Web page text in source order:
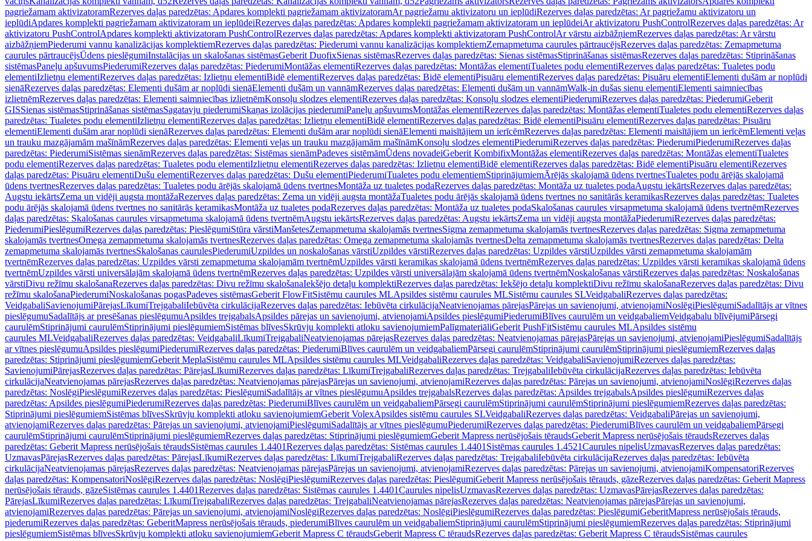
pagriežamam aktivizatoramRezerves daļas paredzētas: Apdares komplekti pagriežamam aktivizatoramAr pagriežamu aktivizatoru un ieplūdiRezerves daļas paredzētas: Ar pagriežamu aktivizatoru un
ieplūdiApdares komplekti pagriežamam aktivizatoram un ieplūdeiRezerves daļas paredzētas: Apdares komplekti pagriežamam aktivizatoram un ieplūdeiAr aktivizatoru PushControlRezerves daļas paredzētas: Ar
aktivizatoru PushControlApdares komplekti aktivizatoram PushControlRezerves daļas paredzētas: Apdares komplekti aktivizatoram PushControlAr vārstu aizbāžņiemRezerves daļas paredzētas: Ar vārstu
aizbāžņiemPiederumi vannu kanalizācijas komplektiemRezerves daļas paredzētas: Piederumi vannu kanalizācijas komplektiemZemapmetuma caurules pārtraucējsRezerves daļas paredzētas: Zemapmetuma
caurules pārtraucējsŪdens pieslēgumiInstalācijas un skalošanas sistēmasGeberit DuofixSienas sistēmasRezerves daļas paredzētas: Sienas sistēmasStiprināšanas sistēmasRezerves daļas paredzētas: Stiprināšanas
sistēmasPaneļu apšuvumsPiederumiRezerves daļas paredzētas: PiederumiMontāžas elementiRezerves daļas paredzētas: Montāžas elementiTualetes podu elementiRezerves daļas paredzētas: Tualetes podu
elementiIzlietņu elementiRezerves daļas paredzētas: Izlietņu elementiBidē elementiRezerves daļas paredzētas: Bidē elementiPisuāru elementiRezerves daļas paredzētas: Pisuāru elementiElementi dušām ar noplūdi
sienāRezerves daļas paredzētas: Elementi dušām ar noplūdi sienāElementi dušām un vannāmRezerves daļas paredzētas: Elementi dušām un vannāmWalk-in dušas sienu elementiElementi saimniecības
izlietnēmRezerves daļas paredzētas: Elementi saimniecības izlietnēmKonsoļu slodzes elementiRezerves daļas paredzētas: Konsoļu slodzes elementiPiederumiRezerves daļas paredzētas: PiederumiGeberit
GISSienas sistēmasStiprināšanas sistēmasSagatavju piederumiSkaņas izolācijas piederumiPaneļu apšuvumsMontāžas elementiRezerves daļas paredzētas: Montāžas elementiTualetes podu elementiRezerves daļas
paredzētas: Tualetes podu elementiIzlietņu elementiRezerves daļas paredzētas: Izlietņu elementiBidē elementiRezerves daļas paredzētas: Bidē elementiPisuāru elementiRezerves daļas paredzētas: Pisuāru
elementiElementi dušām arar noplūdi sienāRezerves daļas paredzētas: Elementi dušām arar noplūdi sienāElementi maisītājiem un ierīcēmRezerves daļas paredzētas: Elementi maisītājiem un ierīcēmElementi veļas
un trauku mazgājamām mašīnāmRezerves daļas paredzētas: Elementi veļas un trauku mazgājamām mašīnāmKonsoļu slodzes elementiPiederumiRezerves daļas paredzētas: PiederumiPiederumiRezerves daļas
paredzētas: PiederumiSistēmas sienāmRezerves daļas paredzētas: Sistēmas sienāmPadeves sistēmāmŪdens novadeiGeberit KombifixMontāžas elementiRezerves daļas paredzētas: Montāžas elementiTualetes
podu elementiRezerves daļas paredzētas: Tualetes podu elementiIzlietņu elementiRezerves daļas paredzētas: Izlietņu elementiBidē elementiRezerves daļas paredzētas: Bidē elementiPisuāru elementiRezerves
daļas paredzētas: Pisuāru elementiDušu elementiRezerves daļas paredzētas: Dušu elementiPiederumiTualetes podu elementiemStiprinājumiemĀrējās skalojamā ūdens tvertnesTualetes podu ārējās skalojamā
ūdens tvertnesRezerves daļas paredzētas: Tualetes podu ārējās skalojamā ūdens tvertnesMontāža uz tualetes podaRezerves daļas paredzētas: Montāža uz tualetes podaAugstu iekārtsRezerves daļas paredzētas:
Augstu iekārtsZema un vidēji augsta montāžaRezerves daļas paredzētas: Zema un vidēji augsta montāžaTualetes podu ārējās skalojamā ūdens tvertnes no sanitārās keramikasRezerves daļas paredzētas: Tualetes
podu ārējās skalojamā ūdens tvertnes no sanitārās keramikasMontāža uz tualetes podaRezerves daļas paredzētas: Montāža uz tualetes podaSkalošanas caurules virsapmetuma skalojamā ūdens tvertnēmRezerves
daļas paredzētas: Skalošanas caurules virsapmetuma skalojamā ūdens tvertnēmAugstu iekārtsRezerves daļas paredzētas: Augstu iekārtsZema un vidēji augsta montāžaPiederumiRezerves daļas paredzētas:
PiederumiPieslēgumiRezerves daļas paredzētas: PieslēgumiStūra vārstiManšetesZemapmetuma skalojamās tvertnesSigma zemapmetuma skalojamās tvertnesRezerves daļas paredzētas: Sigma zemapmetuma
skalojamās tvertnesOmega zemapmetuma skalojamās tvertnesRezerves daļas paredzētas: Omega zemapmetuma skalojamās tvertnesDelta zemapmetuma skalojamās tvertnesRezerves daļas paredzētas: Delta
zemapmetuma skalojamās tvertnesSkalošanas caurulesPiederumiUzpildes un noskalošanas vārstiUzpildes vārstiRezerves daļas paredzētas: Uzpildes vārstiUzpildes vārsti zemapmetuma skalojamām
tvertnēmRezerves daļas paredzētas: Uzpildes vārsti zemapmetuma skalojamām tvertnēmUzpildes vārsti keramikas skalojamā ūdens tvertnēmRezerves daļas paredzētas: Uzpildes vārsti keramikas skalojamā ūdens
tvertnēmUzpildes vārsti universālajām skalojamā ūdens tvertnēmRezerves daļas paredzētas: Uzpildes vārsti universālajām skalojamā ūdens tvertnēmNoskalošanas vārstiRezerves daļas paredzētas: Noskalošanas
vārstiDivu režīmu skalošanaRezerves daļas paredzētas: Divu režīmu skalošanaIekšējo detaļu komplektiRezerves daļas paredzētas: Iekšējo detaļu komplektiDivu režīmu skalošanaRezerves daļas paredzētas: Divu
režīmu skalošanaPiederumiNoskalošanas pogasPadeves sistēmasGeberit FlowFitSistēmu caurules MLApsildes sistēmu caurules MLSistēmu caurules SLVeidgabaliRezerves daļas paredzētas:
VeidgabaliSavienojumiPārejasLīkumiTrejgabaliIebūvēta cirkulācijaRezerves daļas paredzētas: Iebūvēta cirkulācijaNeatvienojamas pārejasPārejas un savienojumi, atvienojamiNoslēgiPieslēgumiSadalītājs ar vītnes
pieslēgumuSadalītājs ar presēšanas pieslēgumuApsildes trejgabalsApsildes pārejas un savienojumi, atvienojamiApsildes pieslēgumiPiederumiBlīves caurulēm un veidgabaliemVeidgabalu blīvējumiPārsegi
caurulēmStiprinājumi caurulēmStiprinājumi pieslēgumiemSistēmas blīvesSkrūvju komplekti atloku savienojumiemPalīgmateriāliGeberit PushFitSistēmu caurules MLApsildes sistēmu
caurules MLVeidgabaliRezerves daļas paredzētas: VeidgabaliLīkumiTrejgabaliNeatvienojamas pārejasRezerves daļas paredzētas: Neatvienojamas pārejasPārejas un savienojumi, atvienojamiPieslēgumiSadalītājs
ar vītnes pieslēgumuApsildes pieslēgumiPiederumiRezerves daļas paredzētas: PiederumiBlīves caurulēm un veidgabaliemPārsegi caurulēmStiprinājumi caurulēmStiprinājumi pieslēgumiemRezerves daļas
paredzētas: Stiprinājumi pieslēgumiemGeberit MeplaSistēmu caurules MLApsildes sistēmu caurules MLVeidgabaliRezerves daļas paredzētas: VeidgabaliSavienojumiRezerves daļas paredzētas:
SavienojumiPārejasRezerves daļas paredzētas: PārejasLīkumiRezerves daļas paredzētas: LīkumiTrejgabaliRezerves daļas paredzētas: TrejgabaliIebūvēta cirkulācijaRezerves daļas paredzētas: Iebūvēta
cirkulācijaNeatvienojamas pārejasRezerves daļas paredzētas: Neatvienojamas pārejasPārejas un savienojumi, atvienojamiRezerves daļas paredzētas: Pārejas un savienojumi, atvienojamiNoslēgiRezerves daļas
paredzētas: NoslēgiPieslēgumiRezerves daļas paredzētas: PieslēgumiSadalītājs ar vītnes pieslēgumuApsildes trejgabalsRezerves daļas paredzētas: Apsildes trejgabalsApsildes pieslēgumiRezerves daļas
paredzētas: Apsildes pieslēgumiPiederumiRezerves daļas paredzētas: PiederumiBlīves caurulēm un veidgabaliemPārsegi caurulēmStiprinājumi caurulēmStiprinājumi pieslēgumiemRezerves daļas paredzētas:
Stiprinājumi pieslēgumiemSistēmas blīvesSkrūvju komplekti atloku savienojumiemGeberit VolexApsildes sistēmu caurules SLVeidgabaliRezerves daļas paredzētas: VeidgabaliPārejas un savienojumi,
atvienojamiRezerves daļas paredzētas: Pārejas un savienojumi, atvienojamiPieslēgumiSadalītājs ar vītnes pieslēgumuPiederumiRezerves daļas paredzētas: PiederumiBlīves caurulēm un veidgabaliemPārsegi
caurulēmStiprinājumi caurulēmStiprinājumi pieslēgumiemRezerves daļas paredzētas: Stiprinājumi pieslēgumiemGeberit Mapress nerūsējošais tēraudsGeberit Mapress nerūsējošais tēraudsRezerves daļas
paredzētas: Geberit Mapress nerūsējošais tēraudsSistēmas caurules 1.4401Rezerves daļas paredzētas: Sistēmas caurules 1.4401 Sistēmas caurules 1.4521Caurules nipelisUzmavasRezerves daļas paredzētas:
UzmavasPārejasRezerves daļas paredzētas: PārejasLīkumiRezerves daļas paredzētas: LīkumiTrejgabaliRezerves daļas paredzētas: TrejgabaliIebūvēta cirkulācijaRezerves daļas paredzētas: Iebūvēta
cirkulācijaNeatvienojamas pārejasRezerves daļas paredzētas: Neatvienojamas pārejasPārejas un savienojumi, atvienojamiRezerves daļas paredzētas: Pārejas un savienojumi, atvienojamiKompensatoriRezerves
daļas paredzētas: KompensatoriNoslēgiRezerves daļas paredzētas: NoslēgiPieslēgumiRezerves daļas paredzētas: PieslēgumiGeberit Mapress nerūsējošais tērauds, gāzeRezerves daļas paredzētas: Geberit Mapress
nerūsējošais tērauds, gāzeSistēmas caurules 1.4401Rezerves daļas paredzētas: Sistēmas caurules 1.4401Caurules nipelisUzmavasRezerves daļas paredzētas: UzmavasPārejasRezerves daļas paredzētas:
PārejasLīkumiRezerves daļas paredzētas: LīkumiTrejgabaliRezerves daļas paredzētas: TrejgabaliNeatvienojamas pārejasRezerves daļas paredzētas: Neatvienojamas pārejasPārejas un savienojumi,
atvienojamiRezerves daļas paredzētas: Pārejas un savienojumi, atvienojamiNoslēgiRezerves daļas paredzētas: NoslēgiPieslēgumiRezerves daļas paredzētas: PieslēgumiGeberitMapress nerūsējošais tērauds,
piederumiRezerves daļas paredzētas: GeberitMapress nerūsējošais tērauds, piederumiBlīves caurulēm un veidgabaliemStiprinājumi caurulēmStiprinājumi pieslēgumiemRezerves daļas paredzētas: Stiprinājumi
pieslēgumiemSistēmas blīvesSkrūvju komplekti atloku savienojumiemGeberit Mapress C tēraudsGeberit Mapress C tēraudsRezerves daļas paredzētas: Geberit Mapress C tēraudsSistēmas caurules